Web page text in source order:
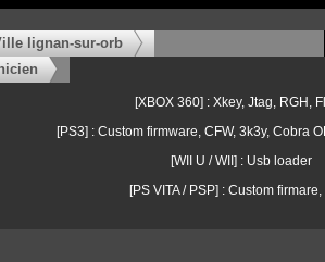
lignan-sur-orb
[XBOX 360] : Xkey, Jtag, RGH,
[PS3] : Custom firmware, CFW, 3k3y, Cobra
[WII U / WII] : Usb loader
[PS VITA / PSP] : Custom firmare,